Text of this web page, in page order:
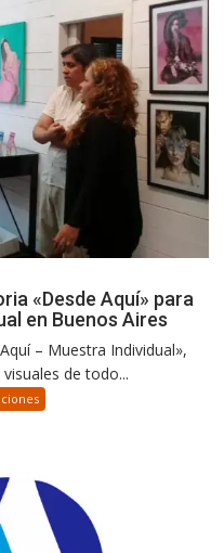
«Desde Aquí» para
en Buenos Aires
– Muestra Individual»,
de todo...